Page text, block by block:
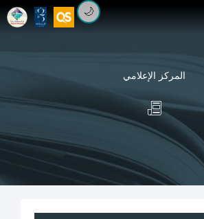
🌙
المركز الإعلامي